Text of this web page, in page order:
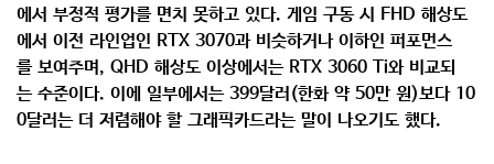
에서 부정적 평가를 면치 못하고 있다. 게임 구동 시 FHD 해상도
에서 이전 라인업인 RTX 3070과 비슷하거나 이하인 퍼포먼스
를 보여주며, QHD 해상도 이상에서는 RTX 3060 Ti와 비교되
는 수준이다. 이에 일부에서는 399달러(한화 약 50만 원)보다 10
0달러는 더 저렴해야 할 그래픽카드라는 말이 나오기도 했다.